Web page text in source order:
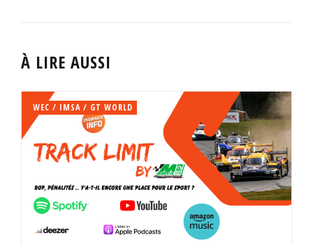
À LIRE AUSSI
WEC / IMSA / GT WORLD